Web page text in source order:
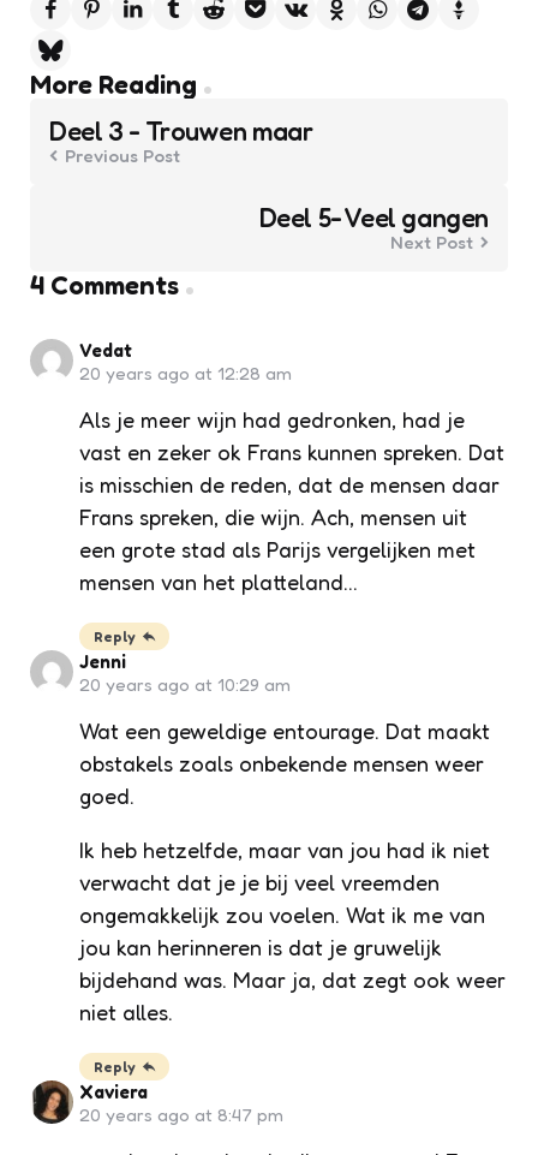
More Reading
Post
navigation
Deel 3 - Trouwen maar
Previous Post
Deel 5- Veel gangen
Next Post
4 Comments
Vedat
20 years ago at 12:28 am
Als je meer wijn had gedronken, had je
vast en zeker ok Frans kunnen spreken. Dat
is misschien de reden, dat de mensen daar
Frans spreken, die wijn. Ach, mensen uit
een grote stad als Parijs vergelijken met
mensen van het platteland…
Reply
Jenni
20 years ago at 10:29 am
Wat een geweldige entourage. Dat maakt
obstakels zoals onbekende mensen weer
goed.
Ik heb hetzelfde, maar van jou had ik niet
verwacht dat je je bij veel vreemden
ongemakkelijk zou voelen. Wat ik me van
jou kan herinneren is dat je gruwelijk
bijdehand was. Maar ja, dat zegt ook weer
niet alles.
Reply
Xaviera
20 years ago at 8:47 pm